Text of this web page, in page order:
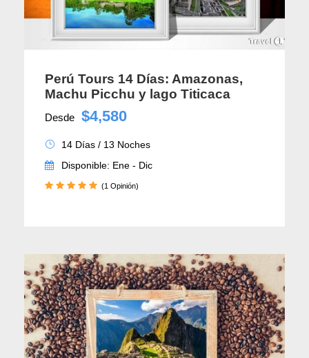
Perú Tours 14 Días: Amazonas,
Machu Picchu y lago Titicaca
Desde $4,580
14 Días / 13 Noches
Disponible: Ene - Dic
(1 Opinión)